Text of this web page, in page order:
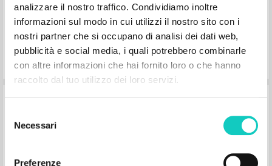
analizzare il nostro traffico. Condividiamo inoltre
informazioni sul modo in cui utilizzi il nostro sito con i
nostri partner che si occupano di analisi dei dati web,
pubblicità e social media, i quali potrebbero combinarle
con altre informazioni che hai fornito loro o che hanno
raccolto dal tuo utilizzo dei loro servizi.
delNecessari
Preferenze
Pages: 164